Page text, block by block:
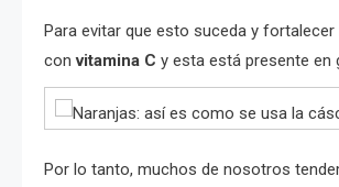
Para evitar que esto suceda y fortalecer
convitamina C y esta está presente en
Por lo tanto, muchos de nosotros